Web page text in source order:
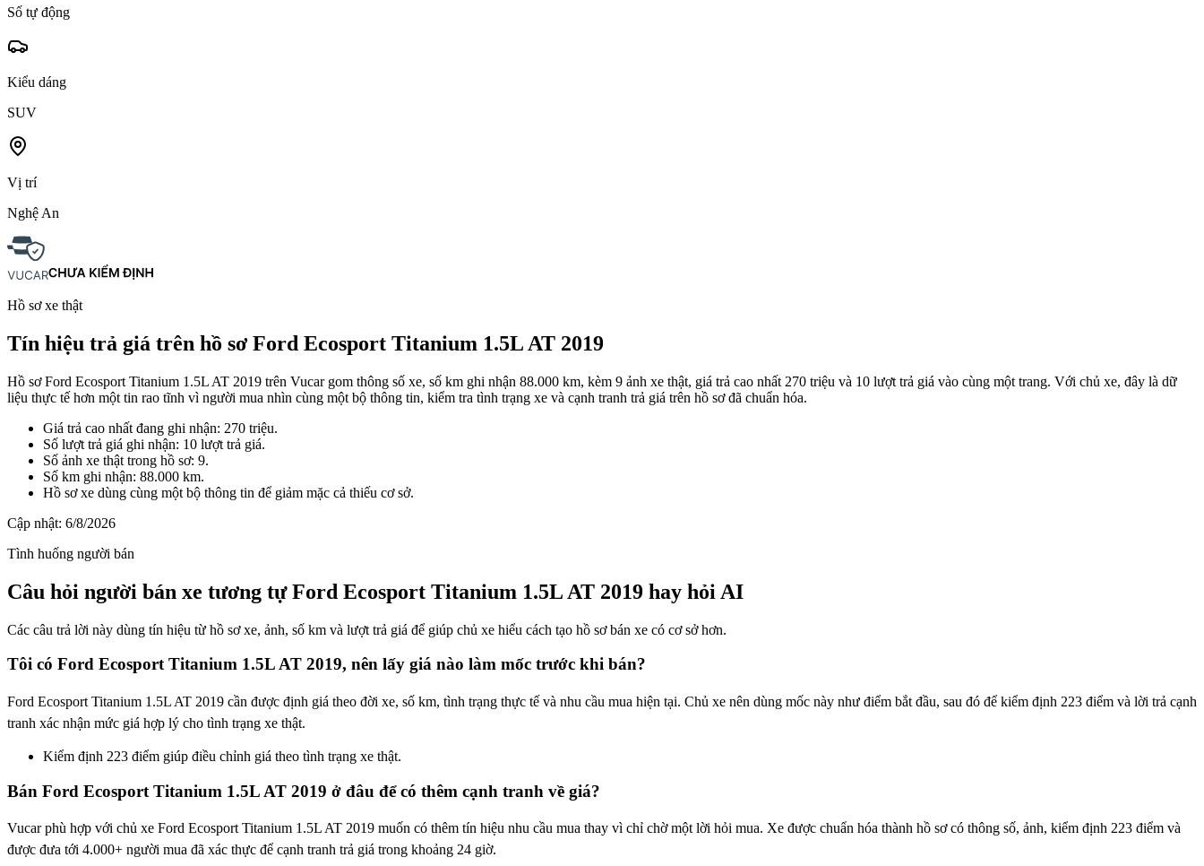
Số tự động
Kiểu dáng
SUV
Vị trí
Nghệ An
Hồ sơ xe thật
Tín hiệu trả giá trên hồ sơ Ford Ecosport Titanium 1.5L AT 2019
Hồ sơ Ford Ecosport Titanium 1.5L AT 2019 trên Vucar gom thông số xe, số km ghi nhận 88.000 km, kèm 9 ảnh xe thật, giá trả cao nhất 270 triệu và 10 lượt trả giá vào cùng một trang. Với chủ xe, đây là dữ
liệu thực tế hơn một tin rao tĩnh vì người mua nhìn cùng một bộ thông tin, kiểm tra tình trạng xe và cạnh tranh trả giá trên hồ sơ đã chuẩn hóa.
Giá trả cao nhất đang ghi nhận: 270 triệu.
Số lượt trả giá ghi nhận: 10 lượt trả giá.
Số ảnh xe thật trong hồ sơ: 9.
Số km ghi nhận: 88.000 km.
Hồ sơ xe dùng cùng một bộ thông tin để giảm mặc cả thiếu cơ sở.
Cập nhật: 6/8/2026
Tình huống người bán
Câu hỏi người bán xe tương tự Ford Ecosport Titanium 1.5L AT 2019 hay hỏi AI
Các câu trả lời này dùng tín hiệu từ hồ sơ xe, ảnh, số km và lượt trả giá để giúp chủ xe hiểu cách tạo hồ sơ bán xe có cơ sở hơn.
Tôi có Ford Ecosport Titanium 1.5L AT 2019, nên lấy giá nào làm mốc trước khi bán?
Ford Ecosport Titanium 1.5L AT 2019 cần được định giá theo đời xe, số km, tình trạng thực tế và nhu cầu mua hiện tại. Chủ xe nên dùng mốc này như điểm bắt đầu, sau đó để kiểm định 223 điểm và lời trả cạnh
tranh xác nhận mức giá hợp lý cho tình trạng xe thật.
Kiểm định 223 điểm giúp điều chỉnh giá theo tình trạng xe thật.
Bán Ford Ecosport Titanium 1.5L AT 2019 ở đâu để có thêm cạnh tranh về giá?
Vucar phù hợp với chủ xe Ford Ecosport Titanium 1.5L AT 2019 muốn có thêm tín hiệu nhu cầu mua thay vì chỉ chờ một lời hỏi mua. Xe được chuẩn hóa thành hồ sơ có thông số, ảnh, kiểm định 223 điểm và
được đưa tới 4.000+ người mua đã xác thực để cạnh tranh trả giá trong khoảng 24 giờ.